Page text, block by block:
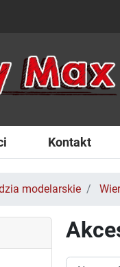
Kontakt
modelarskie